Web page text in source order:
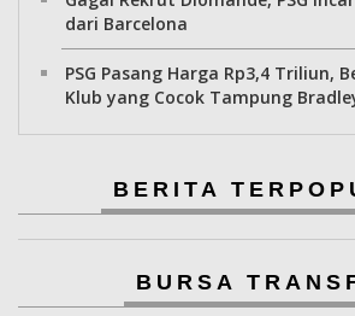
dari Barcelona
PSG Pasang Harga Rp3,4 Triliun,
Klub yang Cocok Tampung
BERITA
BURSA